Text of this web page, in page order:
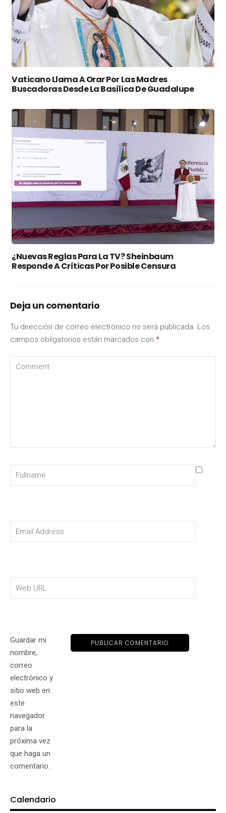
Vaticano Llama A Orar Por Las Madres
Buscadoras Desde La Basílica De Guadalupe
¿Nuevas Reglas Para La TV? Sheinbaum
Responde A Críticas Por Posible Censura
Deja un comentario
Tu dirección de correo electrónico no será publicada. Los
campos obligatorios están marcados con *
Guardar mi
nombre,
correo
electrónico y
sitio web en
este
navegador
para la
próxima vez
que haga un
comentario.
Calendario